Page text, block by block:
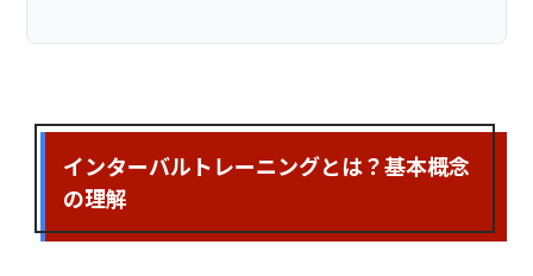
インターバルトレーニングとは？基本概念
の理解